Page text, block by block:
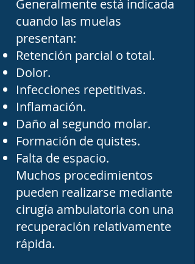
evaluación clínica,
interpreta estudios de
imagen y determina el
tratamiento más adecuado
para cada paciente.
Asimismo, estos
especialistas participan en
el manejo de infecciones
profundas de origen
dental que pueden
extenderse hacia los
Generalmente está indicada
cuando las muelas
presentan:
Retención parcial o total.
Dolor.
Infecciones repetitivas.
Inflamación.
Daño al segundo molar.
Formación de quistes.
Falta de espacio.
Muchos procedimientos
pueden realizarse mediante
cirugía ambulatoria con una
recuperación relativamente
rápida.